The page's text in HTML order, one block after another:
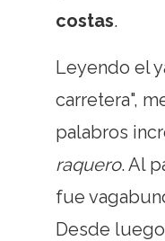
costas.
Leyendo el
carretera",
palabros
raquero. Al
fue
Desde